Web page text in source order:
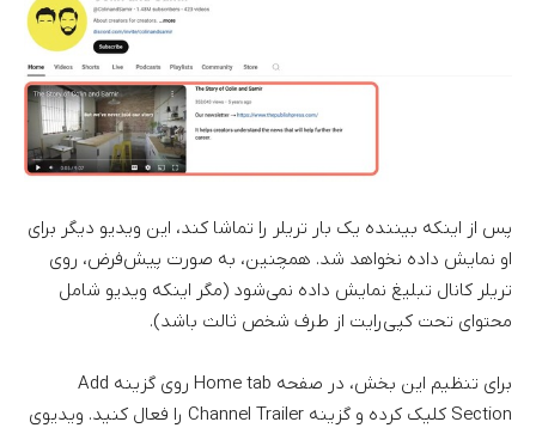
پس از اینکه بیننده یک بار تریلر را تماشا کند، این ویدیو دیگر برای
او نمایش داده نخواهد شد. همچنین، به صورت پیش‌فرض، روی
تریلر کانال تبلیغ نمایش داده نمی‌شود (مگر اینکه ویدیو شامل
محتوای تحت کپی‌رایت از طرف شخص ثالث باشد).
برای تنظیم این بخش، در صفحه Home tab روی گزینه Add
Section کلیک کرده و گزینه Channel Trailer را فعال کنید. ویدیوی